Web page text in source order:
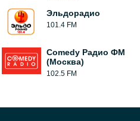
Эльдорадио
101.4 FM
Comedy Радио ФМ
(Москва)
102.5 FM